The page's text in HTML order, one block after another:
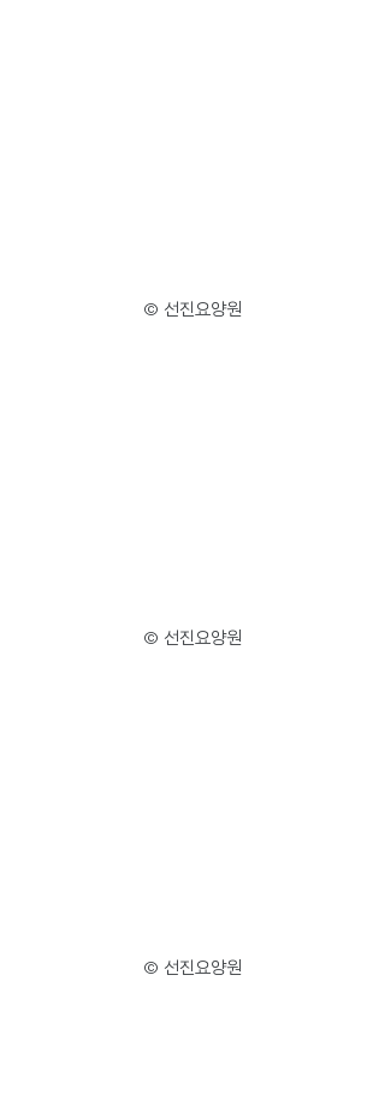
© 선진요양원
© 선진요양원
© 선진요양원